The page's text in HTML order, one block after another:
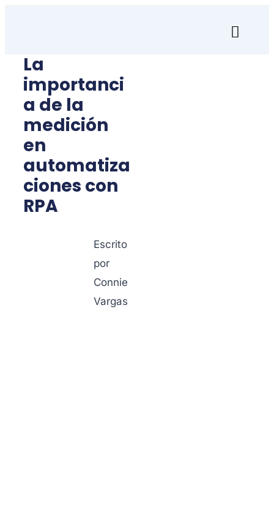
Transfórmate
Renuévate
Aprende
for:
La
importanci
a de la
medición
en
automatiza
ciones con
RPA
Escrito
por
Connie
Vargas